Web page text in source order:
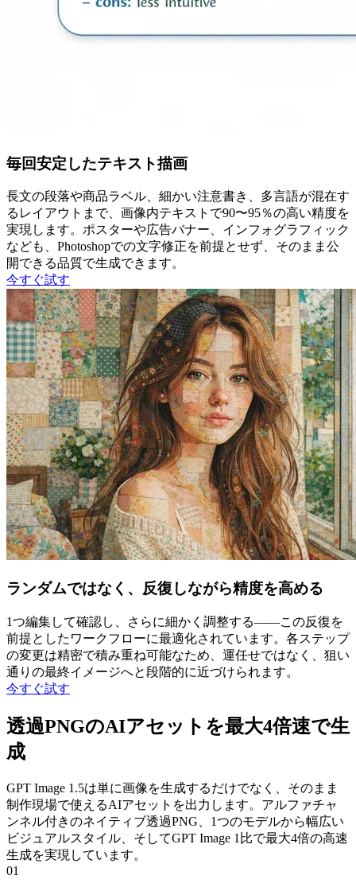
毎回安定したテキスト描画
長文の段落や商品ラベル、細かい注意書き、多言語が混在す
るレイアウトまで、画像内テキストで90〜95％の高い精度を
実現します。ポスターや広告バナー、インフォグラフィック
なども、Photoshopでの文字修正を前提とせず、そのまま公
開できる品質で生成できます。
今すぐ試す
ランダムではなく、反復しながら精度を高める
1つ編集して確認し、さらに細かく調整する――この反復を
前提としたワークフローに最適化されています。各ステップ
の変更は精密で積み重ね可能なため、運任せではなく、狙い
通りの最終イメージへと段階的に近づけられます。
今すぐ試す
透過PNGのAIアセットを最大4倍速で生
成
GPT Image 1.5は単に画像を生成するだけでなく、そのまま
制作現場で使えるAIアセットを出力します。アルファチャ
ンネル付きのネイティブ透過PNG、1つのモデルから幅広い
ビジュアルスタイル、そしてGPT Image 1比で最大4倍の高速
生成を実現しています。
01